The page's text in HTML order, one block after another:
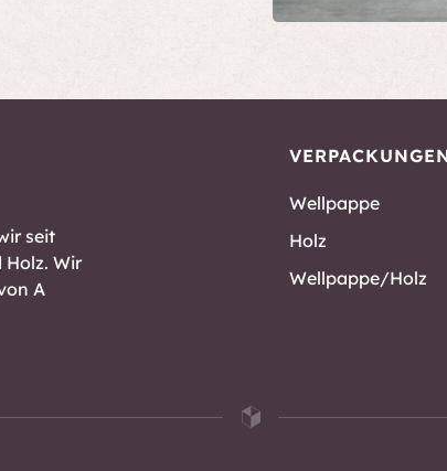
seit
Holz. Wir
A
Wellpappe
Holz
Wellpappe/Holz